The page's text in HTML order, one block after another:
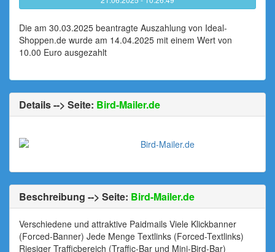
Die am 30.03.2025 beantragte Auszahlung von Ideal-
Shoppen.de wurde am 14.04.2025 mit einem Wert von
10.00 Euro ausgezahlt
Details --> Seite: Bird-Mailer.de
Beschreibung --> Seite: Bird-Mailer.de
Verschiedene und attraktive Paidmails Viele Klickbanner
(Forced-Banner) Jede Menge Textlinks (Forced-Textlinks)
Riesiger Trafficbereich (Traffic-Bar und Mini-Bird-Bar)